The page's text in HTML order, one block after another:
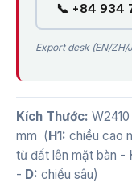
📞 +84 934
Export desk (EN/
Kích Thước:
mm ( H1: chiều cao
từ đất lên mặt bàn -
- D: chiều sâu)